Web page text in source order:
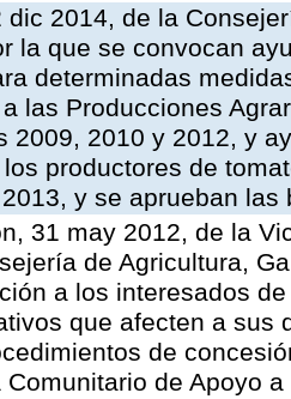
dic 2014, de la
la que se convocan
determinadas
las Producciones
2009, 2010 y 2012, y
productores de
y se aprueban
31 may 2012, de la
de Agricultura,
a los interesados
que afecten a sus
de
Comunitario de Apoyo